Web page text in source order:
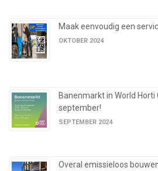
Maak eenvoudig een
OKTOBER 2024
Banenmarkt in World
september!
SEPTEMBER 2024
Overal emissieloos